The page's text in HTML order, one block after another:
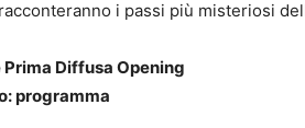
i passi più misteriosi
Prima Diffusa Opening
programma